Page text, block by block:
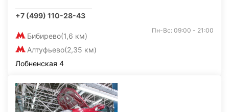
+7 (499) 110-28-43
Бибирево(1,6 км)
Алтуфьево(2,35 км)
Пн-Вс: 09:00 - 21:00
Лобненская 4